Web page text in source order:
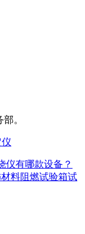
。
仪有哪款设备？
料阻燃试验箱试